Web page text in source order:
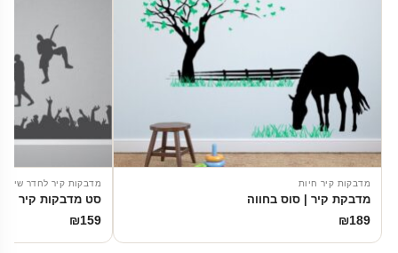
מדבקות קיר חיות
מדבקת קיר | סוס בחווה
₪189
מדבקות קיר לחדר שינה
סט מדבקות קיר |
₪159